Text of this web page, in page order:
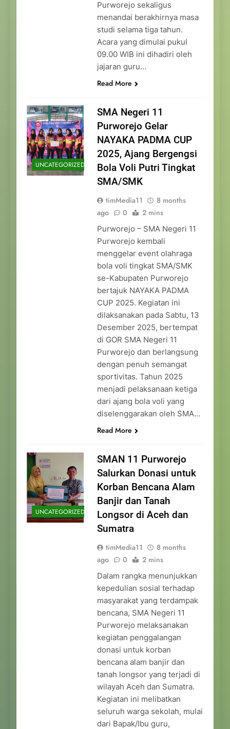
Purworejo sekaligus
menandai berakhirnya masa
studi selama tiga tahun.
Acara yang dimulai pukul
09.00 WIB ini dihadiri oleh
jajaran guru…
Read More
UNCATEGORIZED
SMA Negeri 11
Purworejo Gelar
NAYAKA PADMA CUP
2025, Ajang Bergengsi
Bola Voli Putri Tingkat
SMA/SMK
timMedia11
8 months
ago
0 2 mins
Purworejo – SMA Negeri 11
Purworejo kembali
menggelar event olahraga
bola voli tingkat SMA/SMK
se-Kabupaten Purworejo
bertajuk NAYAKA PADMA
CUP 2025. Kegiatan ini
dilaksanakan pada Sabtu, 13
Desember 2025, bertempat
di GOR SMA Negeri 11
Purworejo dan berlangsung
dengan penuh semangat
sportivitas. Tahun 2025
menjadi pelaksanaan ketiga
dari ajang bola voli yang
diselenggarakan oleh SMA…
Read More
UNCATEGORIZED
SMAN 11 Purworejo
Salurkan Donasi untuk
Korban Bencana Alam
Banjir dan Tanah
Longsor di Aceh dan
Sumatra
timMedia11
8 months
ago
0 2 mins
Dalam rangka menunjukkan
kepedulian sosial terhadap
masyarakat yang terdampak
bencana, SMA Negeri 11
Purworejo melaksanakan
kegiatan penggalangan
donasi untuk korban
bencana alam banjir dan
tanah longsor yang terjadi di
wilayah Aceh dan Sumatra.
Kegiatan ini melibatkan
seluruh warga sekolah, mulai
dari Bapak/Ibu guru,